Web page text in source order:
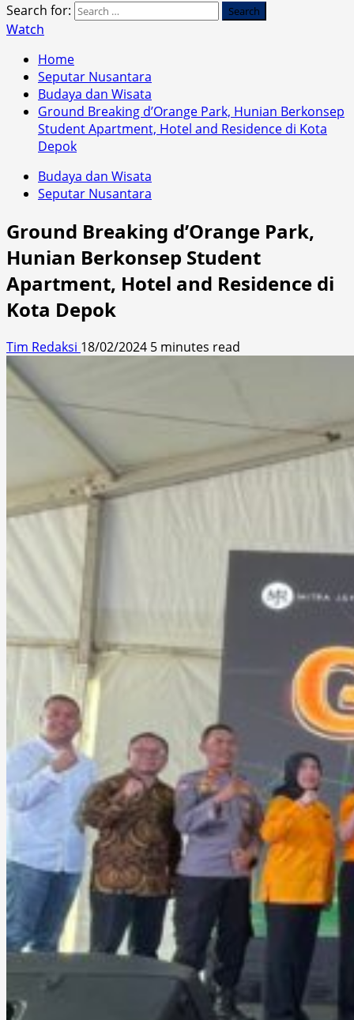
Search for:
Watch
Home
Seputar Nusantara
Budaya dan Wisata
Ground Breaking d’Orange Park, Hunian Berkonsep
Student Apartment, Hotel and Residence di Kota
Depok
Budaya dan Wisata
Seputar Nusantara
Ground Breaking d’Orange Park,
Hunian Berkonsep Student
Apartment, Hotel and Residence di
Kota Depok
Tim Redaksi 18/02/2024 5 minutes read